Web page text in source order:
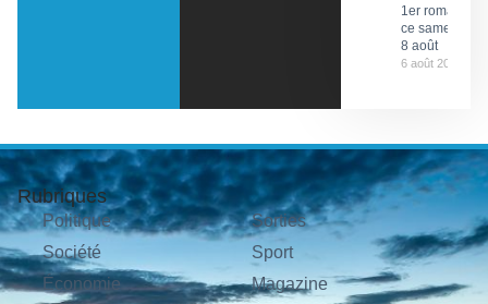
1er roman
ce samedi
8 août
6 août 2026
Rubriques
Politique
Société
Économie
Sorties
Sport
Magazine